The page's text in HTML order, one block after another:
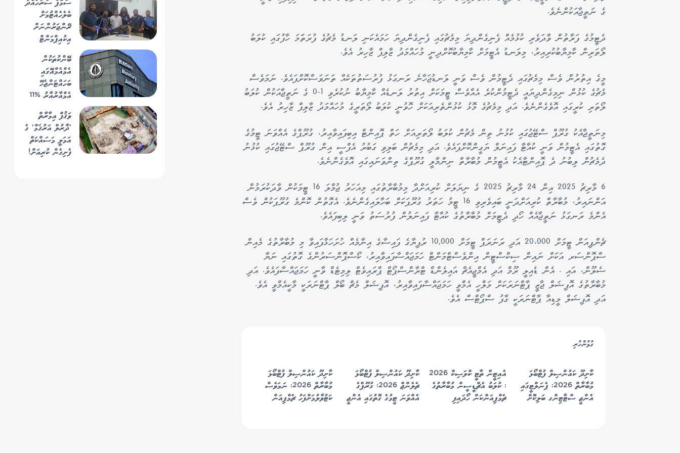
ގެ ނަތީޖާއަކުންނެވެ.
ދެޓީމުގެ ފަރާތުން ވާދަވެރި ކުޅުމެއް ފެނިގެންދިޔަ މިމެޗުގައި ފެނިގެންދިޔަ ހަމައެކަނި ލަނޑު މެޗުގެ ފުރަތަަމަ ހާފުގައި ކުލަބު
ލޯތަރިން ކާމިޔާބުކުރިއިރު، މިލަނޑު އެޓީމަށް ކާމިޔާބުކޮށްދިނީ މުހައްމަދު ޒާލިފް ޒާހިރު އެވެ.
މީގެ އިތުރުން ވެސް މިމެޗުގައި ދެޓީމުން ވެސް ވަނީ ލަނޑުޖަހާނެ ރަނގަޅު ފުރުސަތުތަކެއް ތަނަވަސްކޮށްފައެވެ. ނަމަވެސް
މެޗުގެ ކުޅުން ނިމިގެންދިޔައީ ދެޓީމުންކުރެ އެއްވެސް ޓީމަކަށް އިތުރު ލަނޑެއް ކާމިޔާބު ނުކުރެވި 1-0 ގެ ނަތީޖާއަކުން ކުލަބު
ލޯތަރި ކުރީގައި އޮވެގެންނެވެ. އަދި މިމެޗުގެ މޮޅު ކުޅުންތެރިއަކަށް ހޮވުނީ ކުލަބު ލޯތަރީގެ މުހައްމަދު ޒާލިފް ޒާހިރު އެވެ.
މިނަތީޖާއެކު ގުރޫޕް ސްޓޭޖުގައި ކުޅުނު ތިން މެޗުން ކުލަބު ލޯތަރިއަށް ހަތް ޕޮއިންޓް އިބިފައިވާއިރު، ގުރޫޕްގެ އެއްވަނަ ޓީމުގެ
ގޮތުގައި އެޓީމުން ވަނީ ކުއާޓާ ފައިނަލް ޔަގީންކޮށްފައެވެ. އަދި މިމެޗުން ބަލިވި ގަބުރު އެފްސީ އިން ގުރޫޕް ސްޓޭޖުގައި ކުޅުނު
ދެމެޗުން ލިބުނު ދެ ޕޮއިންޓާއެކު އެޓީމުން މުބާރާތް ނިންމާލީ ގުރޫޕްގެ ތިންވަނައިގައި އޮވެގެންނެވެ.
6 މާރިޗު 2025 އިން 24 މާރިޗު 2025 ގެ ނިޔަލަށް ކުރިއަށްދާ މިމުބާރާތުގައި މިއަހަރު ޖުމްލަ 16 ޓީމަކުން ވާދަކުރަމުން
އަންނައިރު، މުބާރާތް ކުރިއަށްދަނީ ބައިވެރިވި 16 ޓީމު ހަތަރު ގުރޫޕަކަށް ބަހާލައިގެންނެވެ. އެގޮތުން ކޮންމެ ގުރޫޕަކުން ވެސް
އެންމެ ރަނގަޅު ނަތީޖާއެއް ހޯދި ދެޓީމަށް މުބާރާތުގެ ކުއާޓާ ފައިނަލުން ފުރުސަތު ވަނީ ލިބިފައެވެ.
ޗެންޕިއަން ޓީމަށް 20،000 އަދި ރަނަރަޕް ޓީމަށް 10,000 ރުފިޔާގެ ފައިސާގެ އިނާމެއް ހުށަހަޅާފައިވާ މި މުބާރާތުގެ މެއިން
ސްޕޮންސަރ އަކަށް ނައިން ސިކްސްޓީން އިންވެސްޓްމަންޓް ހަމަޖައްސާފައިވާއިރު، ކޯސްޕޮންސަރުންގެ ގޮތުގައި ނަޔާ
ސެލޫން، އައި . އެން ޑެއިލީ ރޫމް އަދި އެމްޖީއެޗް އައިލެންޑް ޓްރާންސްޕޯޓް ޕްރައިވެޓް ލިމިޓެޑް ވާނީ ހަމަޖައްސާފައެވެ. އަދި
މުބާރާތުގެ އޮފިޝަލް ޖާޒީ ޕާޓްނަރަކަށް މަލްހީ އެމްވީ ހަމަޖައްސާފައިވާއިރު، އޮފިޝަލް މެޗް ބޯލް ޕާޓްނަރަކީ މާކީއެމްވީ އެވެ.
އަދި އޮފިޝަލް މީޑިއާ ޕާޓްނަރަކީ ގާފު ސްޕޯޓްސް އެވެ.
ގުޅުންހުރި
ކާށިދޫ ކައުންސިލް ފުޓްބޯޅަ
މުބާރާތް 2026: ޕެނަލްޓީގައި
އެންޖީ ސްޓާޓިންގ ބަލިކޮށް
އެއިޓީން ތާޓީ ކްލަސިކް 2026
: ކުލަބު އެޗްޑީސީން މުބާރާތުގެ
ޗެމްޕިއަންކަން ހޯދައިފި
ކާށިދޫ ކައުންސިލް ފުޓްބޯޅަ
ޗެލެންޖް 2026: ގުރޫޕްގެ
އެއްވަނަ ޓީމުގެ ގޮތުގައި އެންޖީ
ކާށިދޫ ކައުންސިލް ފުޓްބޯޅަ
މުބާރާތް 2026: ނަމަވެސް
ކަޓުވާލުމަށްފަހު ޗެމްޕިއަން
ސަމްޕާ ސަރަހައްދު
ބެލެހެއްޓުމަށް
ރޭންޖަރުންނަށް
އިކުއިޕްމަންޓް
ދޭން ފަށައިފި
ބޭންކުތަކުން
އެމްއެމްއޭގައި
ބަހައްޓަންޖެހޭ
އެމްއާރުއާރު %11
އަންނަ އަހަރު
%13 އަށް
ބޮޑުކުރަނީ
ވަޤުފް އިމާރާތް
'ދާރުލް އަރުޤަމް' ގެ
އަމަލީ މަސައްކަތް
ފެށިގެން ކުރިއަށް!